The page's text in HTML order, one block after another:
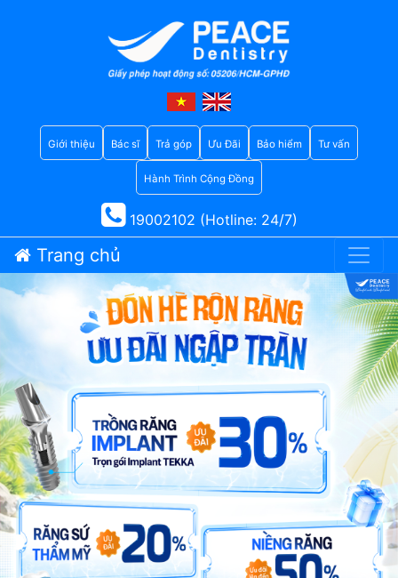
Giới thiệu Bác sĩ Trả góp Ưu Đãi Bảo hiểm Tư vấn
Hành Trình Cộng Đồng
19002102 (Hotline: 24/7)
Trang chủ